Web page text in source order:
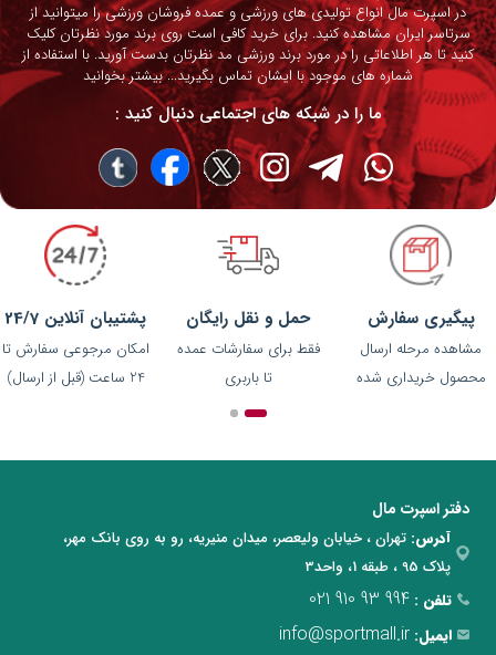
در اسپرت مال انواع تولیدی های ورزشی و عمده فروشان ورزشی را میتوانید از
سرتاسر ایران مشاهده کنید. برای خرید کافی است روی برند مورد نظرتان کلیک
کنید تا هر اطلاعاتی را در مورد برند ورزشی مد نظرتان بدست آورید. با استفاده از
شماره های موجود با ایشان تماس بگیرید...بیشتر بخوانید
ما را در شبکه های اجتماعی دنبال کنید :
پیگیری سفارش
مشاهده مرحله ارسال
محصول خریداری شده
حمل و نقل رایگان
فقط برای سفارشات عمده
تا باربری
پشتیبان آنلاین 24/7
امکان مرجوعی سفارش تا
24 ساعت (قبل از ارسال)
دفتر اسپرت مال
آدرس: تهران ، خیابان ولیعصر، میدان منیریه، رو به روی بانک مهر،
پلاک 95 ، طبقه 1، واحد3
تلفن : 021 910 93 994
ایمیل: info@sportmall.ir